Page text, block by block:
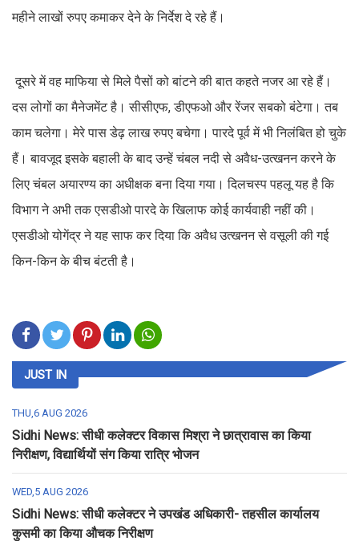
महीने लाखों रुपए कमाकर देने के निर्देश दे रहे हैं।
दूसरे में वह माफिया से मिले पैसों को बांटने की बात कहते नजर आ रहे हैं।
दस लोगों का मैनेजमेंट है। सीसीएफ, डीएफओ और रेंजर सबको बंटेगा। तब
काम चलेगा। मेरे पास डेढ़ लाख रुपए बचेगा। पारदे पूर्व में भी निलंबित हो चुके
हैं। बावजूद इसके बहाली के बाद उन्हें चंबल नदी से अवैध-उत्खनन करने के
लिए चंबल अयारण्य का अधीक्षक बना दिया गया। दिलचस्प पहलू यह है कि
विभाग ने अभी तक एसडीओ पारदे के खिलाफ कोई कार्यवाही नहीं की।
एसडीओ योगेंद्र ने यह साफ कर दिया कि अवैध उत्खनन से वसूली की गई
किन-किन के बीच बंटती है।
JUST IN
THU,6 AUG 2026
Sidhi News: सीधी कलेक्टर विकास मिश्रा ने छात्रावास का किया
निरीक्षण, विद्यार्थियों संग किया रात्रि भोजन
WED,5 AUG 2026
Sidhi News: सीधी कलेक्टर ने उपखंड अधिकारी- तहसील कार्यालय
कुसमी का किया औचक निरीक्षण